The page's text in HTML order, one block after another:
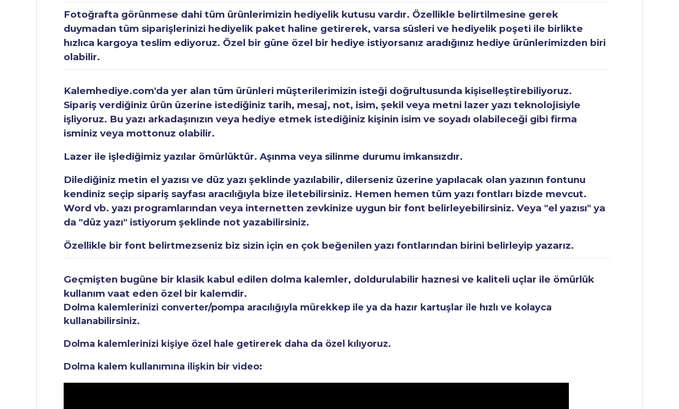
Fotoğrafta görünmese dahi tüm ürünlerimizin hediyelik kutusu vardır. Özellikle belirtilmesine gerek
duymadan tüm siparişlerinizi hediyelik paket haline getirerek, varsa süsleri ve hediyelik poşeti ile birlikte
hızlıca kargoya teslim ediyoruz. Özel bir güne özel bir hediye istiyorsanız aradığınız hediye ürünlerimizden biri
olabilir.
Kalemhediye.com'da yer alan tüm ürünleri müşterilerimizin isteği doğrultusunda kişiselleştirebiliyoruz.
Sipariş verdiğiniz ürün üzerine istediğiniz tarih, mesaj, not, isim, şekil veya metni lazer yazı teknolojisiyle
işliyoruz. Bu yazı arkadaşınızın veya hediye etmek istediğiniz kişinin isim ve soyadı olabileceği gibi firma
isminiz veya mottonuz olabilir.
Lazer ile işlediğimiz yazılar ömürlüktür. Aşınma veya silinme durumu imkansızdır.
Dilediğiniz metin el yazısı ve düz yazı şeklinde yazılabilir, dilerseniz üzerine yapılacak olan yazının fontunu
kendiniz seçip sipariş sayfası aracılığıyla bize iletebilirsiniz. Hemen hemen tüm yazı fontları bizde mevcut.
Word vb. yazı programlarından veya internetten zevkinize uygun bir font belirleyebilirsiniz. Veya "el yazısı" ya
da "düz yazı" istiyorum şeklinde not yazabilirsiniz.
Özellikle bir font belirtmezseniz biz sizin için en çok beğenilen yazı fontlarından birini belirleyip yazarız.
Geçmişten bugüne bir klasik kabul edilen dolma kalemler, doldurulabilir haznesi ve kaliteli uçlar ile ömürlük
kullanım vaat eden özel bir kalemdir.
Dolma kalemlerinizi converter/pompa aracılığıyla mürekkep ile ya da hazır kartuşlar ile hızlı ve kolayca
kullanabilirsiniz.
Dolma kalemlerinizi kişiye özel hale getirerek daha da özel kılıyoruz.
Dolma kalem kullanımına ilişkin bir video: